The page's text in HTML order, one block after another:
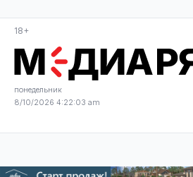
18+
понедельник
8/10/2026 4:22:03 am